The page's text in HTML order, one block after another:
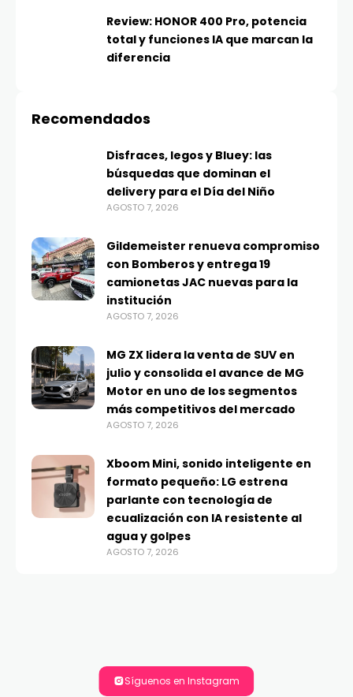
Review: HONOR 400 Pro, potencia
total y funciones IA que marcan la
diferencia
Recomendados
Disfraces, legos y Bluey: las
búsquedas que dominan el
delivery para el Día del Niño
AGOSTO 7, 2026
Gildemeister renueva compromiso
con Bomberos y entrega 19
camionetas JAC nuevas para la
institución
AGOSTO 7, 2026
MG ZX lidera la venta de SUV en
julio y consolida el avance de MG
Motor en uno de los segmentos
más competitivos del mercado
AGOSTO 7, 2026
Xboom Mini, sonido inteligente en
formato pequeño: LG estrena
parlante con tecnología de
ecualización con IA resistente al
agua y golpes
AGOSTO 7, 2026
Síguenos en Instagram